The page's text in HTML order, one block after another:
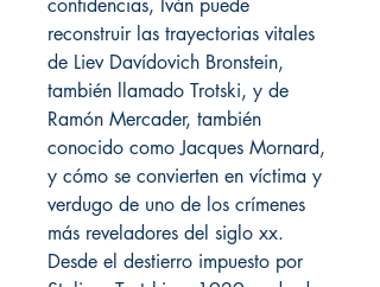
confidencias, Iván puede
reconstruir las trayectorias vitales
de Liev Davídovich Bronstein,
también llamado Trotski, y de
Ramón Mercader, también
conocido como Jacques Mornard,
y cómo se convierten en víctima y
verdugo de uno de los crímenes
más reveladores del siglo xx.
Desde el destierro impuesto por